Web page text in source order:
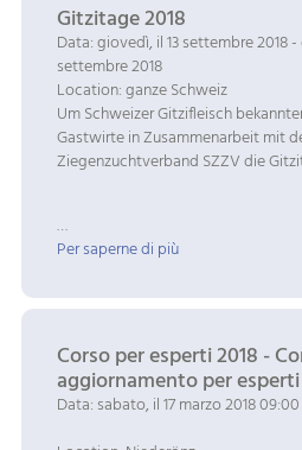
Gitzitage 2018
Data: giovedì, il 13 settembre 2018
settembre 2018
Location: ganze Schweiz
Um Schweizer Gitzifleisch
Gastwirte in Zusammenarbeit mit
Ziegenzuchtverband SZZV die
…
Per saperne di più
Corso per esperti 2018 -
aggiornamento per
Data: sabato, il 17 marzo 2018